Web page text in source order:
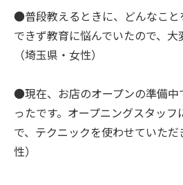
●普段教えるときに、どんなこと
できず教育に悩んでいたので、大
（埼玉県・女性）
●現在、お店のオープンの準備中
ったです。オープニングスタッ
で、テクニックを使わせていた
性）